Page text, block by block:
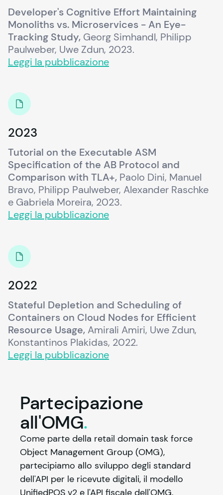
Developer's Cognitive Effort Maintaining
Monoliths vs. Microservices - An Eye-
Tracking Study, Georg Simhandl, Philipp
Paulweber, Uwe Zdun, 2023.
Leggi la pubblicazione
2023
Tutorial on the Executable ASM
Specification of the AB Protocol and
Comparison with TLA+, Paolo Dini, Manuel
Bravo, Philipp Paulweber, Alexander Raschke
e Gabriela Moreira, 2023.
Leggi la pubblicazione
2022
Stateful Depletion and Scheduling of
Containers on Cloud Nodes for Efficient
Resource Usage, Amirali Amiri, Uwe Zdun,
Konstantinos Plakidas, 2022.
Leggi la pubblicazione
Partecipazione
all'OMG.
Come parte della retail domain task force
Object Management Group (OMG),
partecipiamo allo sviluppo degli standard
dell'API per le ricevute digitali, il modello
UnifiedPOS v2 e l'API fiscale dell'OMG.